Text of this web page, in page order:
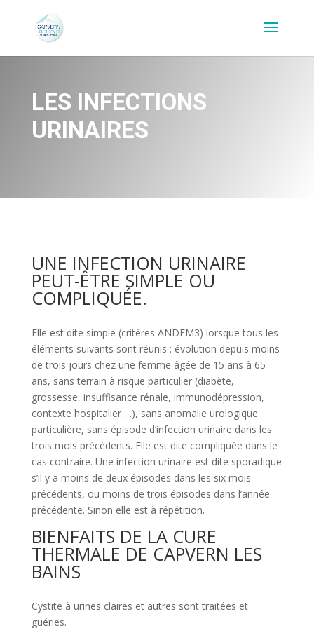
LES INFECTIONS
URINAIRES
UNE INFECTION URINAIRE
PEUT-ÊTRE SIMPLE OU
COMPLIQUÉE.
Elle est dite simple (critères ANDEM3) lorsque tous les
éléments suivants sont réunis : évolution depuis moins
de trois jours chez une femme âgée de 15 ans à 65
ans, sans terrain à risque particulier (diabète,
grossesse, insuffisance rénale, immunodépression,
contexte hospitalier …), sans anomalie urologique
particulière, sans épisode d’infection urinaire dans les
trois mois précédents. Elle est dite compliquée dans le
cas contraire. Une infection urinaire est dite sporadique
s’il y a moins de deux épisodes dans les six mois
précédents, ou moins de trois épisodes dans l’année
précédente. Sinon elle est à répétition.
BIENFAITS DE LA CURE
THERMALE DE CAPVERN LES
BAINS
Cystite à urines claires et autres sont traitées et
guéries.